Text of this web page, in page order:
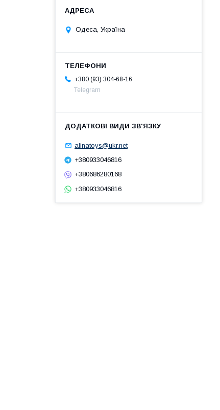
Одеса, Україна
+380 (93) 304-68-16
Telegram
alinatoys@ukr.net
+380933046816
+380686280168
+380933046816